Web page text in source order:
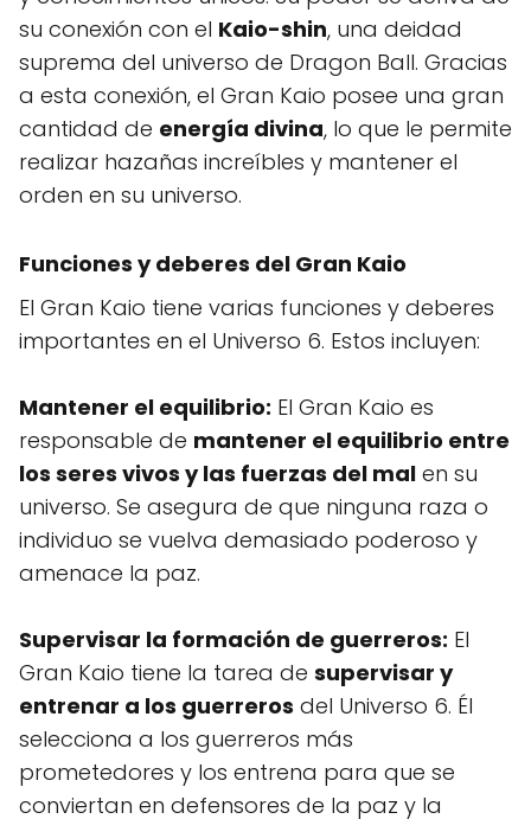
su conexión con el Kaio-shin, una deidad
suprema del universo de Dragon Ball. Gracias
a esta conexión, el Gran Kaio posee una gran
cantidad de energía divina, lo que le permite
realizar hazañas increíbles y mantener el
orden en su universo.
Funciones y deberes del Gran Kaio
El Gran Kaio tiene varias funciones y deberes
importantes en el Universo 6. Estos incluyen:
Mantener el equilibrio: El Gran Kaio es
responsable de mantener el equilibrio entre
los seres vivos y las fuerzas del mal en su
universo. Se asegura de que ninguna raza o
individuo se vuelva demasiado poderoso y
amenace la paz.
Supervisar la formación de guerreros: El
Gran Kaio tiene la tarea de supervisar y
entrenar a los guerreros del Universo 6. Él
selecciona a los guerreros más
prometedores y los entrena para que se
conviertan en defensores de la paz y la